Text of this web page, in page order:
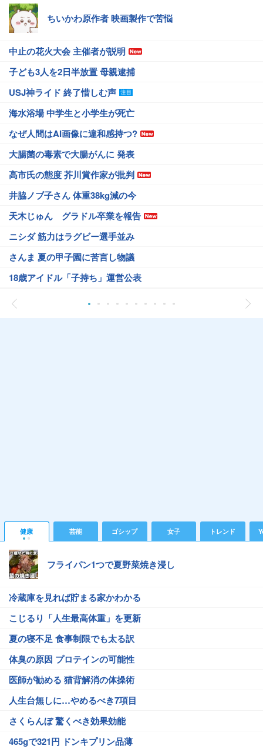
ちいかわ原作者 映画製作で苦悩
中止の花火大会 主催者が説明
子ども3人を2日半放置 母親逮捕
USJ神ライド 終了惜しむ声
海水浴場 中学生と小学生が死亡
なぜ人間はAI画像に違和感持つ?
大腸菌の毒素で大腸がんに 発表
高市氏の態度 芥川賞作家が批判
井脇ノブ子さん 体重38kg減の今
天木じゅん グラドル卒業を報告
ニシダ 筋力はラグビー選手並み
さんま 夏の甲子園に苦言し物議
18歳アイドル「子持ち」運営公表
健康 芸能 ゴシップ 女子 トレンド
フライパン1つで夏野菜焼き浸し
冷蔵庫を見れば貯まる家かわかる
こじるり「人生最高体重」を更新
夏の寝不足 食事制限でも太る訳
体臭の原因 プロテインの可能性
医師が勧める 猫背解消の体操術
人生台無しに…やめるべき7項目
さくらんぼ 驚くべき効果効能
465gで321円 ドンキプリン品薄